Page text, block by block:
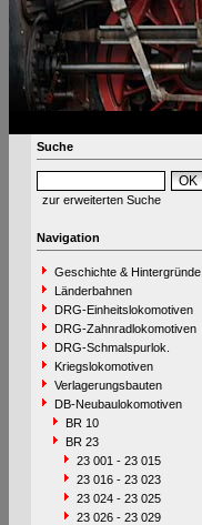
Suche
zur erweiterten Suche
Navigation
Geschichte & Hintergründe
Länderbahnen
DRG-Einheitslokomotiven
DRG-Zahnradlokomotiven
DRG-Schmalspurlok.
Kriegslokomotiven
Verlagerungsbauten
DB-Neubaulokomotiven
BR 10
BR 23
23 001 - 23 015
23 016 - 23 023
23 024 - 23 025
23 026 - 23 029